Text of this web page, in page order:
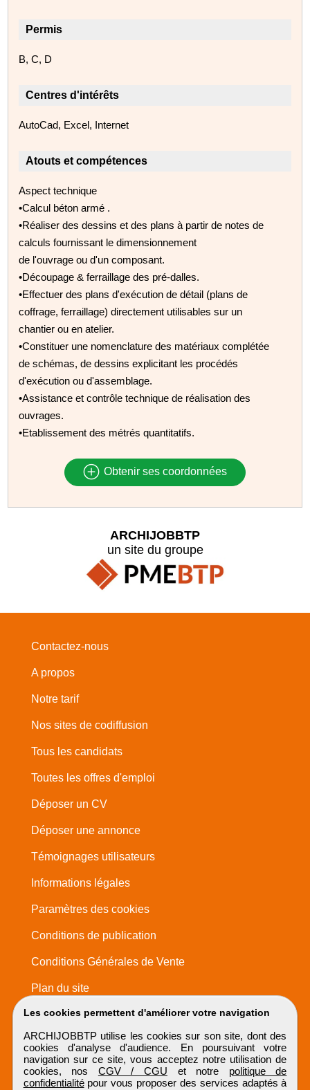
Permis
B, C, D
Centres d'intérêts
AutoCad, Excel, Internet
Atouts et compétences
Aspect technique
•Calcul béton armé .
•Réaliser des dessins et des plans à partir de notes de
calculs fournissant le dimensionnement
de l'ouvrage ou d'un composant.
•Découpage & ferraillage des pré-dalles.
•Effectuer des plans d'exécution de détail (plans de
coffrage, ferraillage) directement utilisables sur un
chantier ou en atelier.
•Constituer une nomenclature des matériaux complétée
de schémas, de dessins explicitant les procédés
d'exécution ou d'assemblage.
•Assistance et contrôle technique de réalisation des
ouvrages.
•Etablissement des métrés quantitatifs.
Obtenir ses coordonnées
Les cookies permettent d'améliorer votre navigation
ARCHIJOBBTP utilise les cookies sur son site, dont des
cookies d'analyse d'audience. En poursuivant votre
navigation sur ce site, vous acceptez notre utilisation de
cookies, nos CGV / CGU et notre politique de
confidentialitépour vous proposer des services adaptés à
ARCHIJOBBTP
un site du groupe
Contactez-nous
A propos
Notre tarif
Nos sites de codiffusion
Tous les candidats
Toutes les offres d'emploi
Déposer un CV
Déposer une annonce
Témoignages utilisateurs
Informations légales
Paramètres des cookies
Conditions de publication
Conditions Générales de Vente
Plan du site